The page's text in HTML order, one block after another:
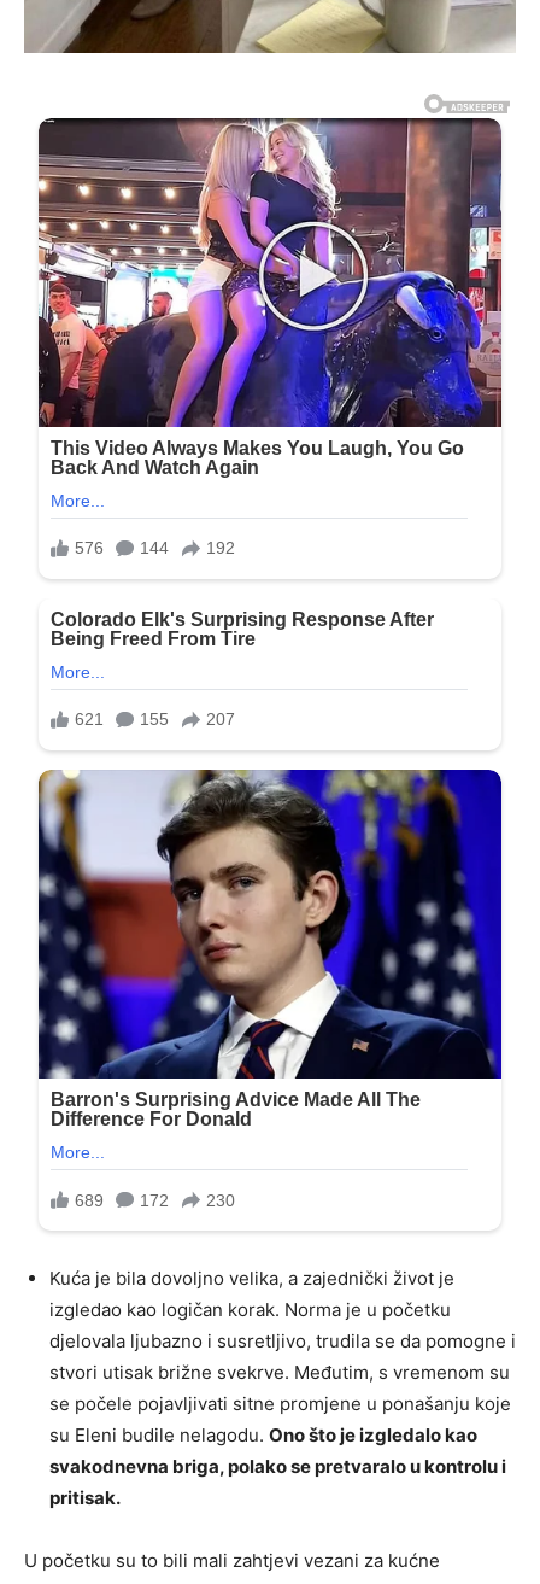
Kuća je bila dovoljno velika, a zajednički život je
izgledao kao logičan korak. Norma je u početku
djelovala ljubazno i susretljivo, trudila se da pomogne i
stvori utisak brižne svekrve. Međutim, s vremenom su
se počele pojavljivati sitne promjene u ponašanju koje
su Eleni budile nelagodu. Ono što je izgledalo kao
svakodnevna briga, polako se pretvaralo u kontrolu i
pritisak.
U početku su to bili mali zahtjevi vezani za kućne